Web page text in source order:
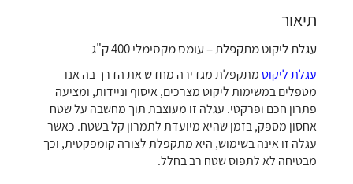
תיאור
עגלת ליקוט מתקפלת – עומס מקסימלי 400 ק"ג
עגלת ליקוט מתקפלת מגדירה מחדש את הדרך בה אנו
מטפלים במשימות ליקוט מצרכים, איסוף וניידות, ומציעה
פתרון חכם ופרקטי. עגלה זו מעוצבת תוך מחשבה על שטח
אחסון מספק, בזמן שהיא מיועדת לתמרון קל בשטח. כאשר
עגלה זו אינה בשימוש, היא מתקפלת לצורה קומפקטית, וכך
מבטיחה לא לתפוס שטח רב בחלל.